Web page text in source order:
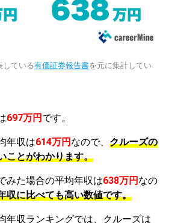
している有価証券報告書を元に集計してい
697万円 です。
年収は614万円 なので、 クルーズの
ことがわかります。
みた場合の平均年収は638万円 なの
収に比べても高い数値です。
年収ランキングでは、クルーズは